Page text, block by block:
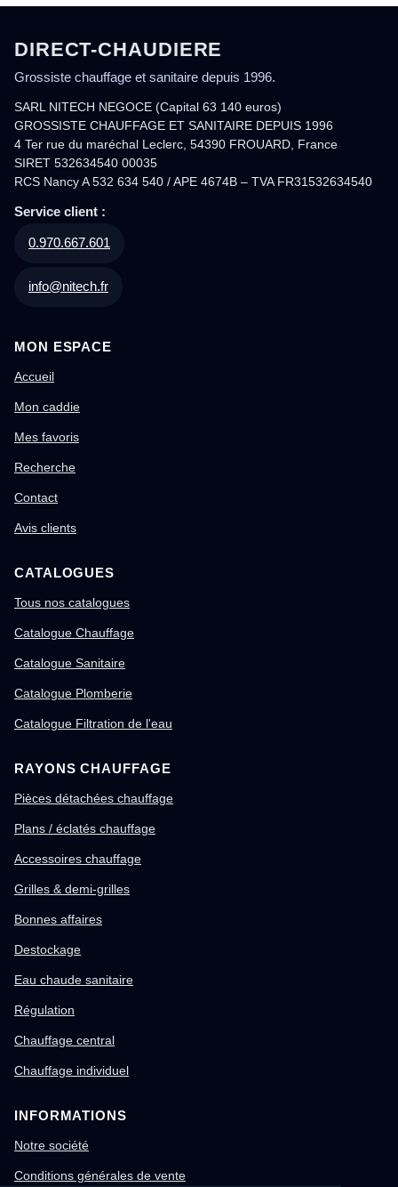
DIRECT-CHAUDIERE
Grossiste chauffage et sanitaire depuis 1996.
SARL NITECH NEGOCE (Capital 63 140 euros)
GROSSISTE CHAUFFAGE ET SANITAIRE DEPUIS 1996
4 Ter rue du maréchal Leclerc, 54390 FROUARD, France
SIRET 532634540 00035
RCS Nancy A 532 634 540 / APE 4674B – TVA FR31532634540
Service client :
0.970.667.601
info@nitech.fr
MON ESPACE
Accueil
Mon caddie
Mes favoris
Recherche
Contact
Avis clients
CATALOGUES
Tous nos catalogues
Catalogue Chauffage
Catalogue Sanitaire
Catalogue Plomberie
Catalogue Filtration de l'eau
RAYONS CHAUFFAGE
Pièces détachées chauffage
Plans / éclatés chauffage
Accessoires chauffage
Grilles & demi-grilles
Bonnes affaires
Destockage
Eau chaude sanitaire
Régulation
Chauffage central
Chauffage individuel
INFORMATIONS
Notre société
Conditions générales de vente